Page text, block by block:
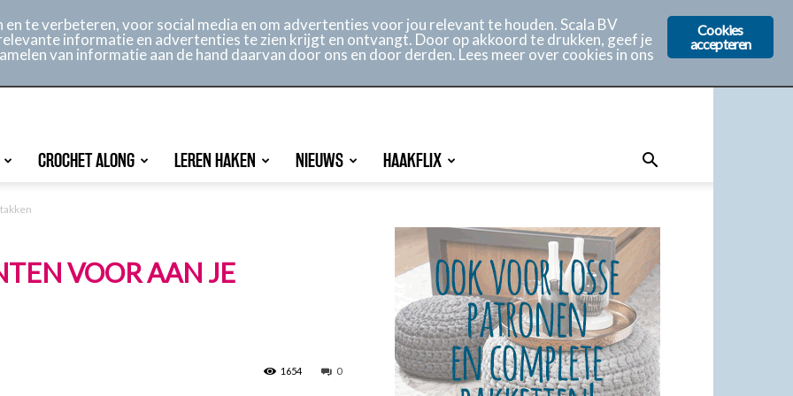
CROCHET ALONG LEREN HAKEN NIEUWS HAAKFLIX
VOOR AAN JE
0
1654
Cookies
accepteren
te verbeteren, voor social media en om advertenties voor jou relevant te houden. Scala BV
informatie en advertenties te zien krijgt en ontvangt. Door op akkoord te drukken, geef je
van informatie aan de hand daarvan door ons en door derden. Lees meer over cookies in ons